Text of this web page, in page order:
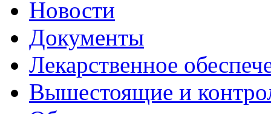
Новости
Документы
Лекарственное
Вышестоящие и